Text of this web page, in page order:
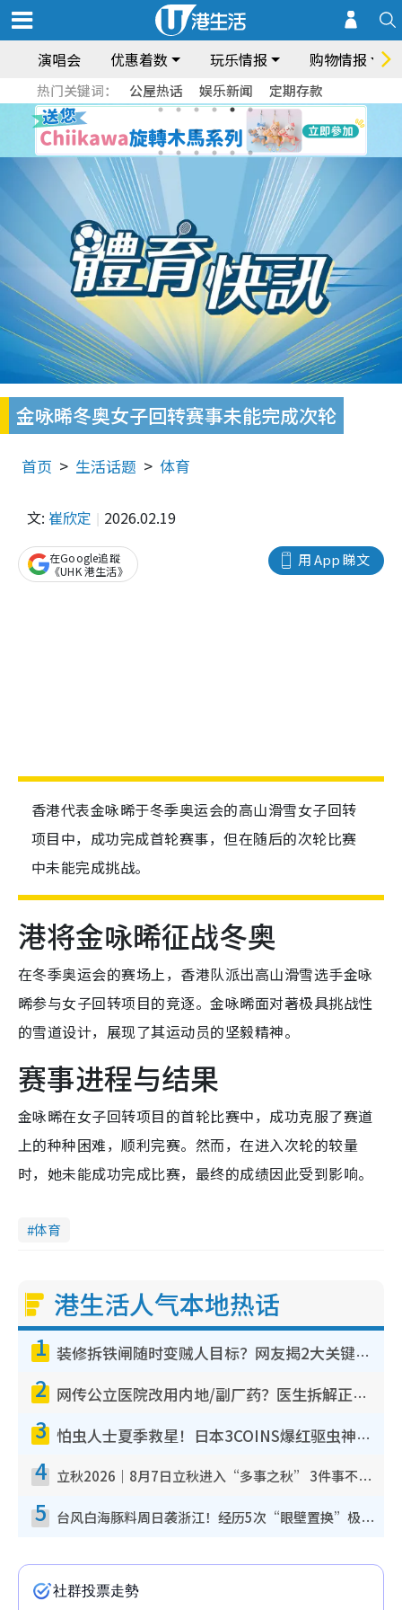
演唱会 优惠着数 玩乐情报 购物情报
热门关键词： 公屋热话 娱乐新闻 定期存款
金咏晞冬奥女子回转赛事未能完成次轮
首页 生活话题 体育
文: 崔欣定 2026.02.19
用 App 睇文
在Google追蹤
《UHK 港生活》
香港代表金咏晞于冬季奥运会的高山滑雪女子回转
项目中，成功完成首轮赛事，但在随后的次轮比赛
中未能完成挑战。
港将金咏晞征战冬奥
在冬季奥运会的赛场上，香港队派出高山滑雪选手金咏
晞参与女子回转项目的竞逐。金咏晞面对著极具挑战性
的雪道设计，展现了其运动员的坚毅精神。
赛事进程与结果
金咏晞在女子回转项目的首轮比赛中，成功克服了赛道
上的种种困难，顺利完赛。然而，在进入次轮的较量
时，她未能成功完成比赛，最终的成绩因此受到影响。
体育
港生活人气本地热话
1 装修拆铁闸随时变贼人目标？网友揭2大关键用途：装新款等于白装？附新旧铁闸分别
2 网传公立医院改用内地/副厂药？医生拆解正副厂分别，揭4类人换药随时出事
3 怕虫人士夏季救星！日本3COINS爆红驱虫神器$45起 1招“全程免触碰”轻松搞定小强
4 立秋2026｜8月7日立秋进入“多事之秋” 3件事不可做！专家教6招开运 清杂物／钱包纳气接好运
5 台风白海豚料周日袭浙江！经历5次“眼壁置换”极罕见 成登陆内地最长途台风